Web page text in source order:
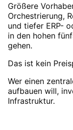
Größere
Orchestrierung,
und tiefer ERP-
in den hohen
gehen.
Das ist kein
Wer einen
aufbauen will,
Infrastruktur.